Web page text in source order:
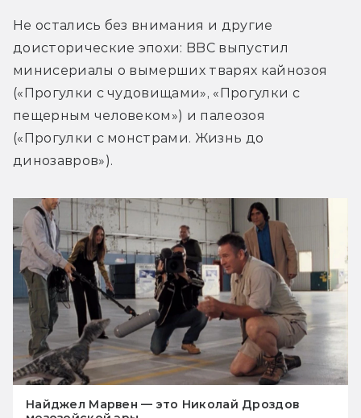
Не остались без внимания и другие
доисторические эпохи: BBC выпустил
минисериалы о вымерших тварях кайнозоя
(«Прогулки с чудовищами», «Прогулки с
пещерным человеком») и палеозоя
(«Прогулки с монстрами. Жизнь до
динозавров»).
Найджел Марвен — это Николай Дроздов